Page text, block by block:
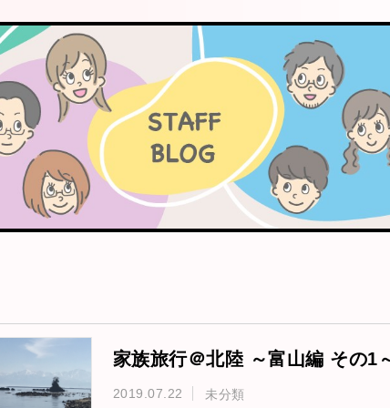
家族旅行＠北陸 ～富山編 その1
2019.07.22 未分類